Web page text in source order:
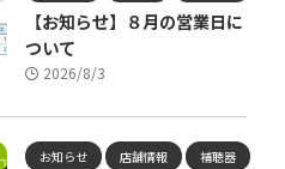
【お知らせ】８月の営業日に
ついて
2026/8/3
お知らせ 店舗情報 補聴器